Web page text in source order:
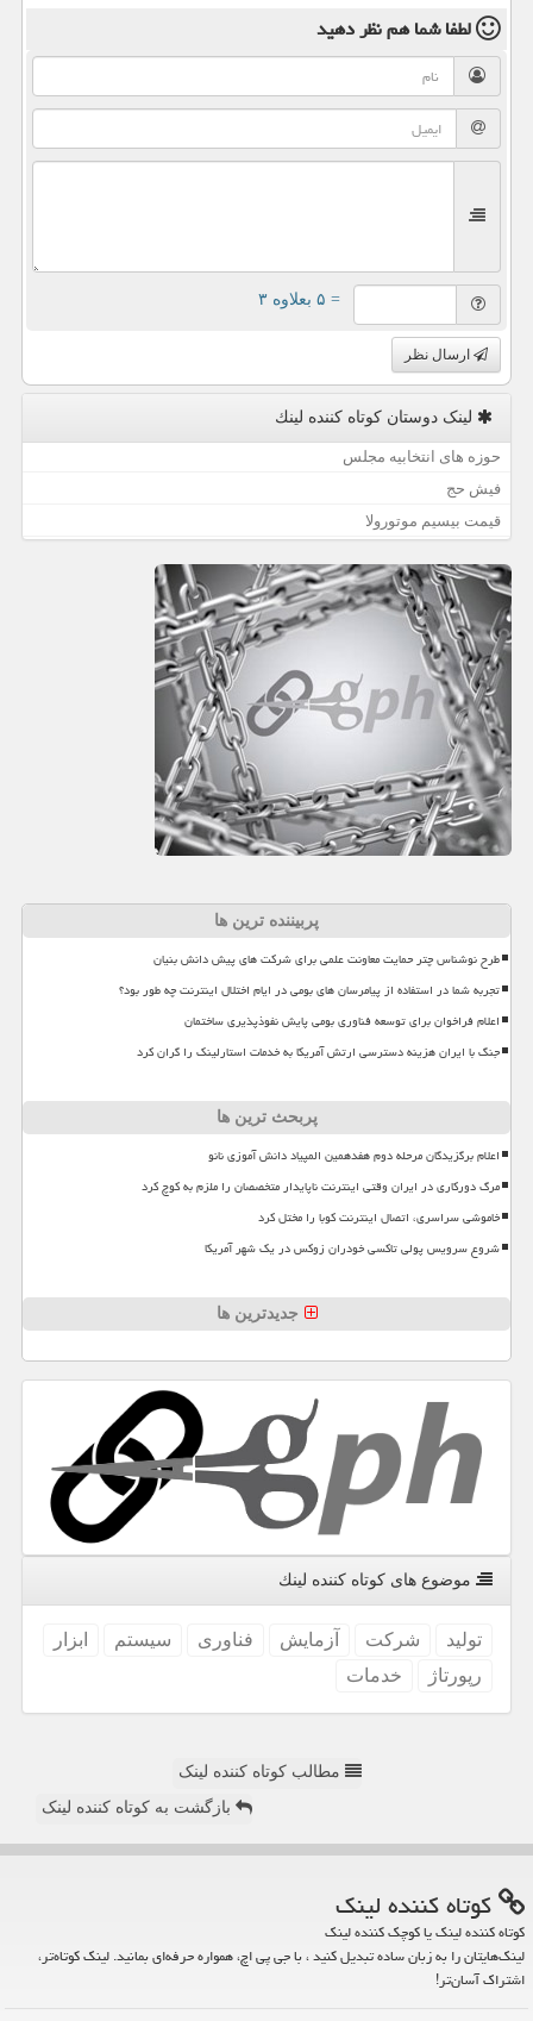
لطفا شما همنظر دهید
= ۵ بعلاوه ۳
ارسال نظر
لینک دوستان كوتاه كننده لینك
حوزه های انتخابیه مجلس
فیش حج
قیمت بیسیم موتورولا
پربیننده ترین ها
طرح نوشناس چتر حمایت معاونت علمی برای شرکت های پیش دانش بنیان
تجربه شما در استفاده از پیامرسان های بومی در ایام اختلال اینترنت چه طور بود؟
اعلام فراخوان برای توسعه فناوری بومی پایش نفوذپذیری ساختمان
جنگ با ایران هزینه دسترسی ارتش آمریکا به خدمات استارلینک را گران کرد
پربحث ترین ها
اعلام برگزیدگان مرحله دوم هفدهمین المپیاد دانش آموزی نانو
مرگ دورکاری در ایران وقتی اینترنت ناپایدار متخصصان را ملزم به کوچ کرد
خاموشی سراسری، اتصال اینترنت کوبا را مختل کرد
شروع سرویس پولی تاکسی خودران زوکس در یک شهر آمریکا
جدیدترین ها
موضوع های كوتاه كننده لینك
تولید شركت آزمایش فناوری سیستم
ابزار
رپورتاژ
خدمات
مطالب کوتاه کننده لینک
بازگشت به کوتاه کننده لینک
كوتاه كننده لینك
کوتاه کننده لینک یا کوچک کننده لینک
لینک‌هایتان را به زبان ساده تبدیل کنید ، با جی پی اچ، همواره حرفه‌ای بمانید. لینک کوتاه‌تر،
اشتراک آسان‌تر!